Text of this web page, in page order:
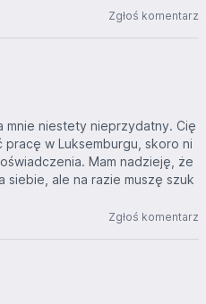
Zgłoś komentarz
mnie niestety nieprzydatny. Cię
w Luksemburgu, skoro ni
Mam nadzieję, że
siebie, ale na razie muszę szuk
Zgłoś komentarz